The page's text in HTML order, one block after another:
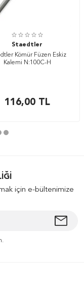
Staedtler
Kömür Füzen Eskiz
Kalemi N:100C-H
116,00TL
için e-bültenimize